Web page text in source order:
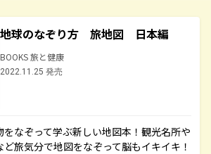
地球のなぞり方 旅地図 日本編
BOOKS 旅と健康
2022.11.25 発売
をなぞって学ぶ新しい地図本！観光名所や
旅気分で地図をなぞって脳もイキイキ！